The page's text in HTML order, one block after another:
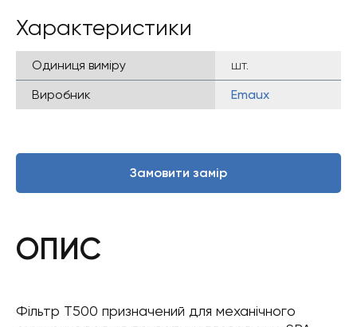
Характеристики
Одиниця виміру
шт.
Виробник
Emaux
Замовити замір
ОПИС
Фільтр T500 призначений для механічного